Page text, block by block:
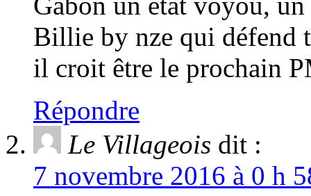
Billie by nze qui défend
il croit être le prochain
Répondre
Le Villageois dit :
7 novembre 2016 à 0 h